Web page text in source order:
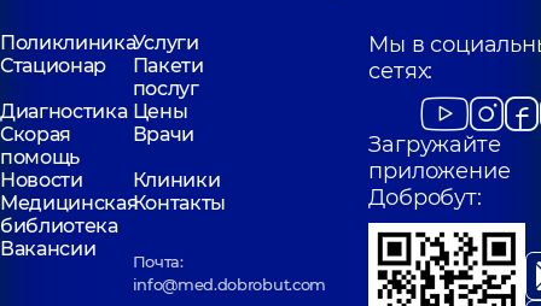
ПоликлиникаУслуги
Стационар
Пакети
послуг
Диагностика Цены
Скорая
помощь
Врачи
Новости
Клиники
Медицинская
библиотека
Контакты
Вакансии
Почта:
info@med.dobrobut.com
Мы в
сетях:
Загружайте
приложение
Добробут: